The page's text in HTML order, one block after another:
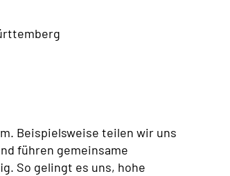
Beispielsweise teilen wir uns
führen gemeinsame
So gelingt es uns, hohe